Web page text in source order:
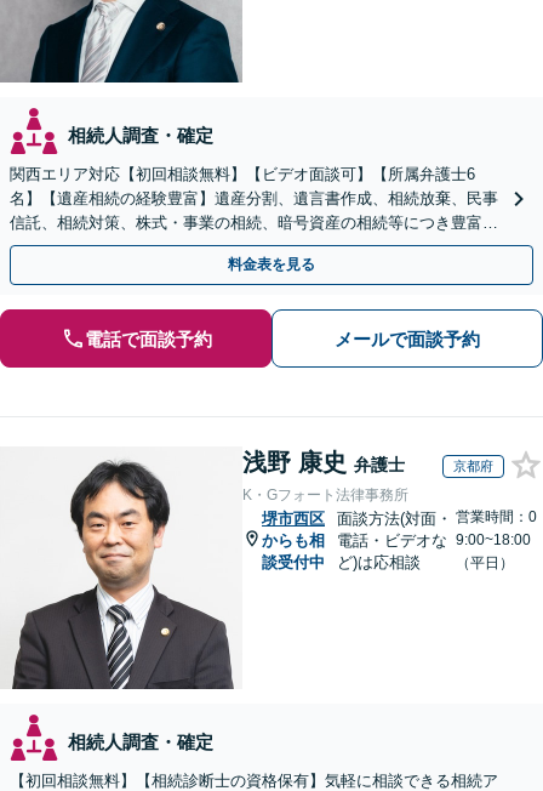
相続人調査・確定
関西エリア対応【初回相談無料】【ビデオ面談可】【所属弁護士6
名】【遺産相続の経験豊富】遺産分割、遺言書作成、相続放棄、民事
信託、相続対策、株式・事業の相続、暗号資産の相続等につき豊富な
対応実績。【バリアフリー】【完全個室対応】
料金表を見る
電話で面談予約 メールで面談予約
浅野 康史 弁護士 京都府
K・Gフォート法律事務所
堺市西区
からも相
談受付中
面談方法(対面・
電話・ビデオな
ど)は応相談
営業時間：0
9:00~18:00
（平日）
相続人調査・確定
【初回相談無料】【相続診断士の資格保有】気軽に相談できる相続ア